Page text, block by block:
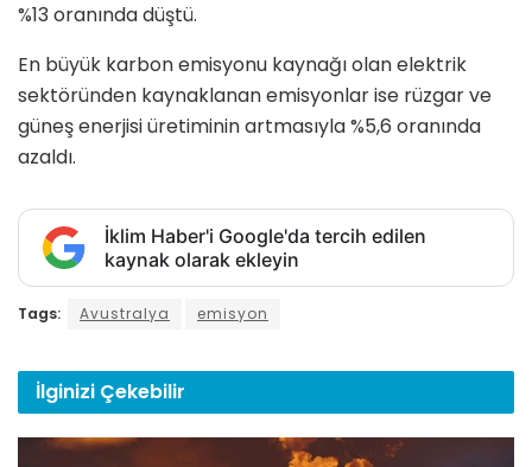
%13 oranında düştü.
En büyük karbon emisyonu kaynağı olan elektrik
sektöründen kaynaklanan emisyonlar ise rüzgar ve
güneş enerjisi üretiminin artmasıyla %5,6 oranında
azaldı.
İklim Haber'i Google'da tercih edilen
kaynak olarak ekleyin
Tags: Avustralya emisyon
İlginizi Çekebilir